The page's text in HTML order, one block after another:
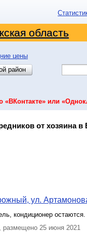
область
цены
район
или
от хозяина
ул.
кондиционер остаются.
размещено 25 июня 2021